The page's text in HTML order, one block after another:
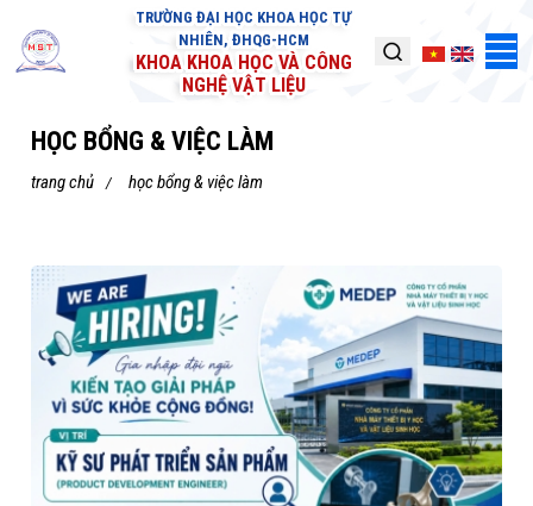
TRƯỜNG ĐẠI HỌC KHOA HỌC TỰ
NHIÊN, ĐHQG-HCM
KHOA KHOA HỌC VÀ CÔNG
NGHỆ VẬT LIỆU
HỌC BỔNG & VIỆC LÀM
trang chủ học bổng & việc làm